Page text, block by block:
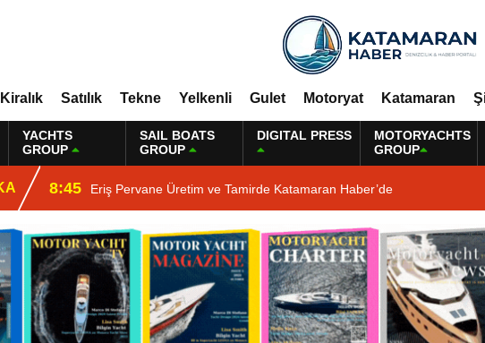
Kiralık Satılık Tekne Yelkenli Gulet Motoryat Katamaran
YACHTS
GROUP
SAIL BOATS
GROUP
DIGITAL PRESS
MOTORYACHTS
GROUP
8:45 Eriş Pervane Üretim ve Tamirde Katamaran Haber’de